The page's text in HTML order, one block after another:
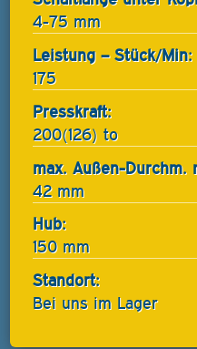
4-75 mm
Leistung – Stück/Min:
175
Presskraft:
200(126) to
max. Außen-Durchm.
42 mm
Hub:
150 mm
Standort:
Bei uns im Lager